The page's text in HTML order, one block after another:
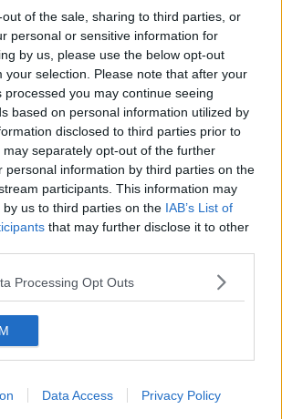
of the sale, sharing to third parties, or
personal or sensitive information for
by us, please use the below opt-out
your selection. Please note that after your
processed you may continue seeing
based on personal information utilized by
disclosed to third parties prior to
separately opt-out of the further
personal information by third parties on the
participants. This information may
us to third parties on the IAB’s List of
that may further disclose it to other
Processing Opt Outs
Data Access Privacy Policy
e i misfatti verso la vita sulla terra
le grandi emissioni della carne e dei
delle spese militari
della morte sulla terra
l’intento suicidario della guerra e
verso la guerra e la morte
i suoi nemici delusi
paranoideo al potere
e Xi (seconda parte)
(prima parte)
a misura di bambino
sullo Stretto
Leyen e il Lula-risk
dell'Aia è viva
a Trump o all’Albanese? Questo è il
la tetrade oscura del sionismo